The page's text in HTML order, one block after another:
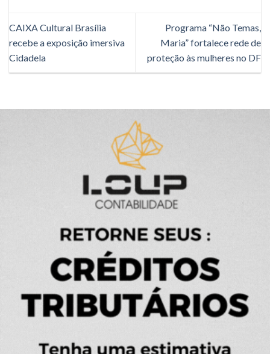
CAIXA Cultural Brasília
recebe a exposição imersiva
Cidadela
Programa “Não Temas,
Maria” fortalece rede de
proteção às mulheres no DF